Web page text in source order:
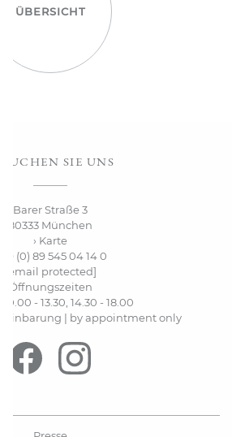
ÜBERSICHT
SIE UNS
Barer Straße 3
80333 München
› Karte
+49 (0) 89 545 04 14 0
[email protected]
Öffnungszeiten
10.00 - 13.30, 14.30 - 18.00
| by appointment only